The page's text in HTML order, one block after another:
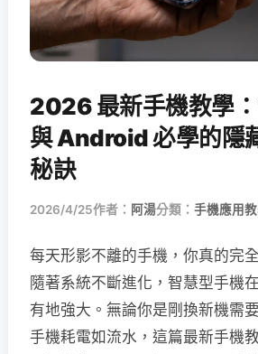
2026 最新手機教學
與 Android 必學的隱
秘訣
2026/4/25作者： 阿湯分類： 手機應用
每天形影不離的手機，你真的完
隨著系統不斷進化，智慧型手機
有地強大。無論你是剛換新機需
手機耗電如流水，這篇最新手機